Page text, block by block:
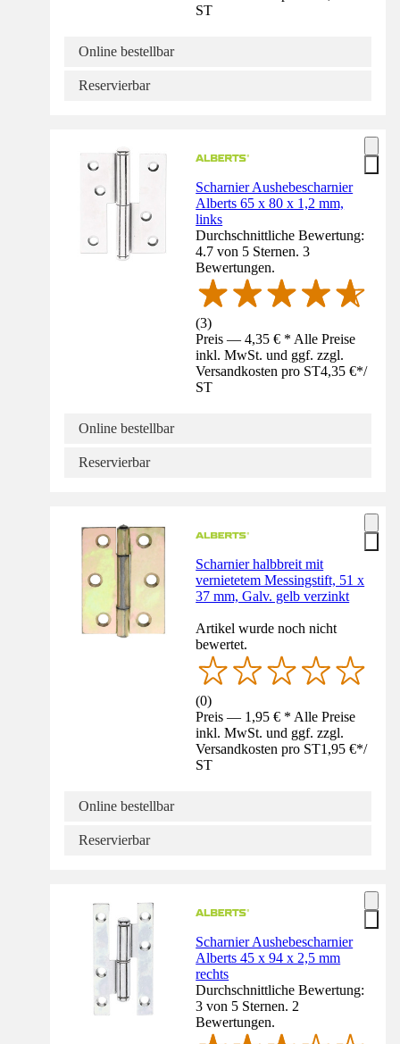
ST
Online bestellbar
Reservierbar
Scharnier Aushebescharnier
Alberts 65 x 80 x 1,2 mm,
links
Durchschnittliche Bewertung:
4.7 von 5 Sternen. 3
Bewertungen.
(3)
Preis — 4,35 € * Alle Preise
inkl. MwSt. und ggf. zzgl.
Versandkosten pro ST4,35 €*/
ST
Online bestellbar
Reservierbar
Scharnier halbbreit mit
vernietetem Messingstift, 51 x
37 mm, Galv. gelb verzinkt
Artikel wurde noch nicht
bewertet.
(0)
Preis — 1,95 € * Alle Preise
inkl. MwSt. und ggf. zzgl.
Versandkosten pro ST1,95 €*/
ST
Online bestellbar
Reservierbar
Scharnier Aushebescharnier
Alberts 45 x 94 x 2,5 mm
rechts
Durchschnittliche Bewertung:
3 von 5 Sternen. 2
Bewertungen.